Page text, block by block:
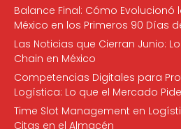
Balance Final: Cómo Evolucionó
México en los Primeros 90 Días
Las Noticias que Cierran Junio:
Chain en México
Competencias Digitales para
Logística: Lo que el Mercado
Time Slot Management en
Citas en el Almacén